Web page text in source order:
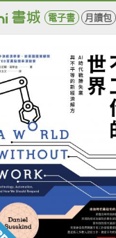
電子書 月讀包